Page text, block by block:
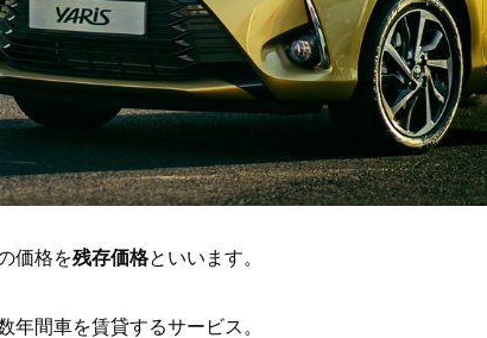
価格を残存価格といいます。
年間車を賃貸するサービス。